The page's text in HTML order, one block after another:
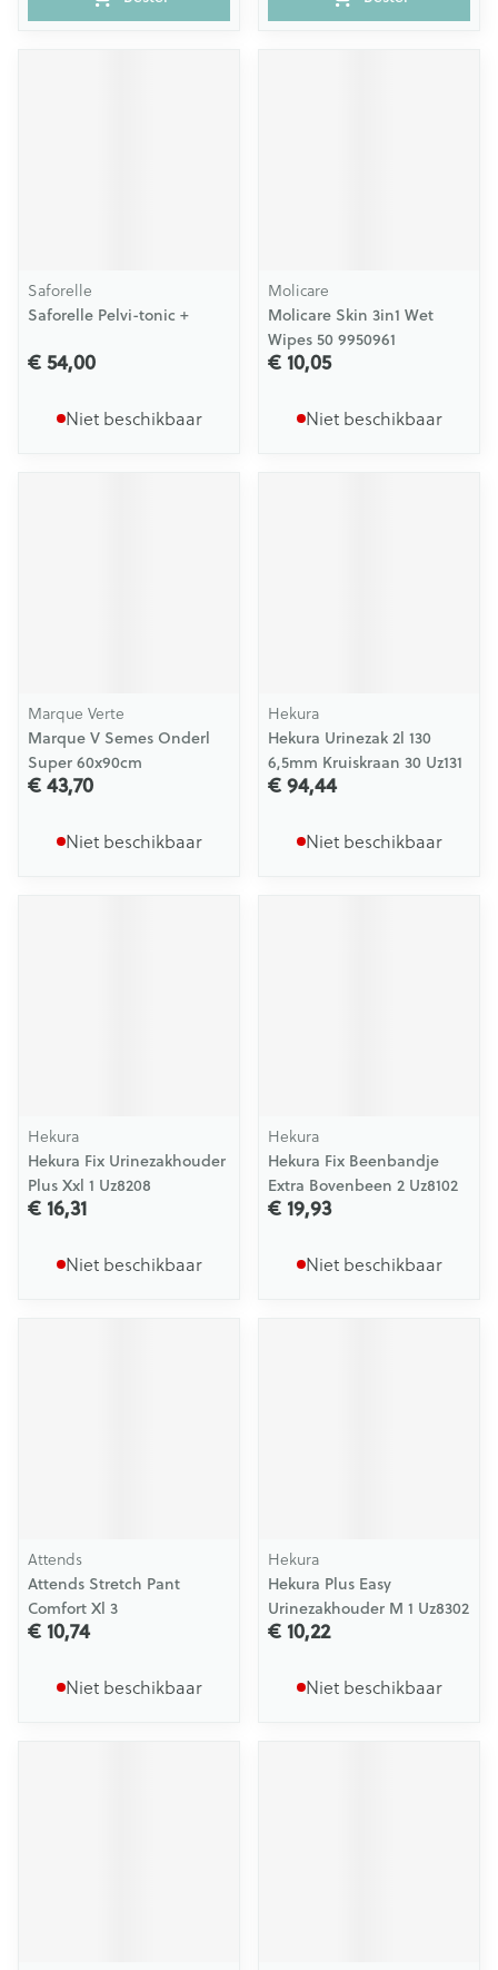
Saforelle
Saforelle Pelvi-tonic +
€ 54,00
Niet beschikbaar
Molicare
Molicare Skin 3in1 Wet
Wipes 50 9950961
€ 10,05
Niet beschikbaar
Marque Verte
Marque V Semes Onderl
Super 60x90cm
€ 43,70
Niet beschikbaar
Hekura
Hekura Urinezak 2l 130
6,5mm Kruiskraan 30 Uz131
€ 94,44
Niet beschikbaar
Hekura
Hekura Fix Urinezakhouder
Plus Xxl 1 Uz8208
€ 16,31
Niet beschikbaar
Hekura
Hekura Fix Beenbandje
Extra Bovenbeen 2 Uz8102
€ 19,93
Niet beschikbaar
Attends
Attends Stretch Pant
Comfort Xl 3
€ 10,74
Niet beschikbaar
Hekura
Hekura Plus Easy
Urinezakhouder M 1 Uz8302
€ 10,22
Niet beschikbaar